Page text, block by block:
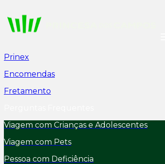
Prinex
Encomendas
Fretamento
Viagem com Crianças e Adolescentes
Viagem com Pets
Pessoa com Deficiência